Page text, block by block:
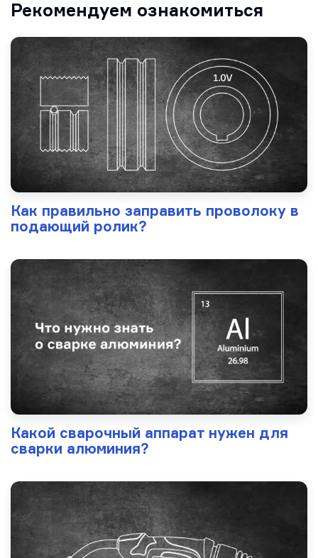
Рекомендуем ознакомиться
Как правильно заправить проволоку в
подающий ролик?
Какой сварочный аппарат нужен для
сварки алюминия?